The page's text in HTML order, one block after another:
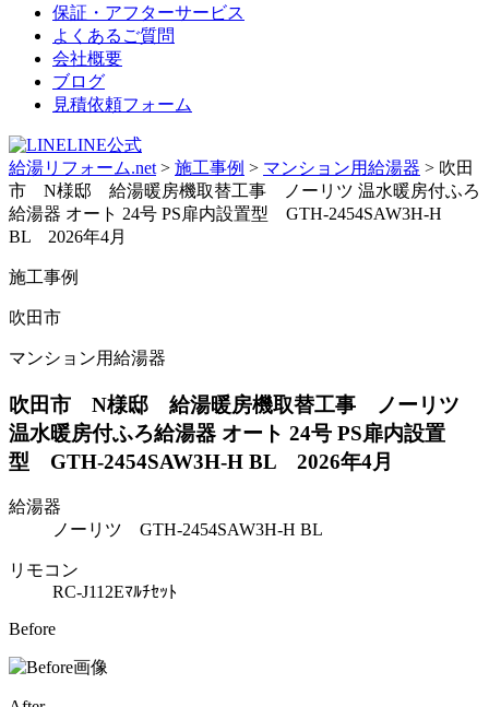
保証・アフターサービス
よくあるご質問
会社概要
ブログ
見積依頼フォーム
LINE公式
給湯リフォーム.net > 施工事例 > マンション用給湯器 > 吹田
市 N様邸 給湯暖房機取替工事 ノーリツ 温水暖房付ふろ
給湯器 オート 24号 PS扉内設置型 GTH-2454SAW3H-H
BL 2026年4月
施工事例
吹田市
マンション用給湯器
吹田市 N様邸 給湯暖房機取替工事 ノーリツ
温水暖房付ふろ給湯器 オート 24号 PS扉内設置
型 GTH-2454SAW3H-H BL 2026年4月
給湯器
ノーリツ GTH-2454SAW3H-H BL
リモコン
RC-J112Eﾏﾙﾁｾｯﾄ
Before